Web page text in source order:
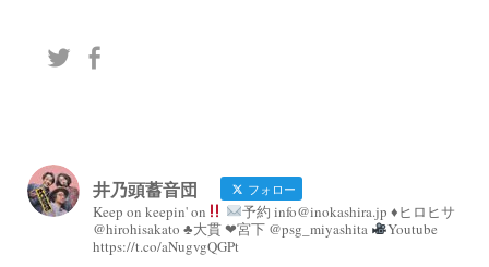
井乃頭蓄音団 フォロー
Keep on keepin' on
予約 info@inokashira.jp ♦︎ヒロヒサ
@hirohisakato ♣︎大貫 ❤︎宮下 @psg_miyashita
Youtube
https://t.co/aNugvgQGPt